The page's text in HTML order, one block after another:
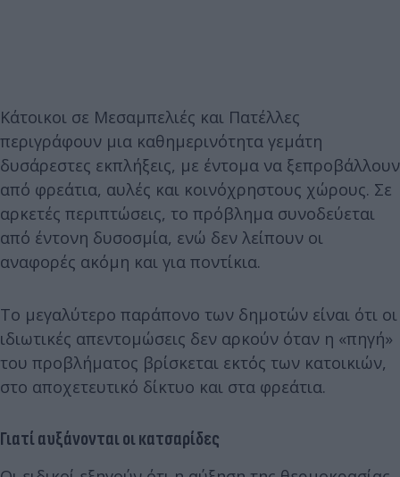
Κάτοικοι σε Μεσαμπελιές και Πατέλλες
περιγράφουν μια καθημερινότητα γεμάτη
δυσάρεστες εκπλήξεις, με έντομα να ξεπροβάλλουν
από φρεάτια, αυλές και κοινόχρηστους χώρους. Σε
αρκετές περιπτώσεις, το πρόβλημα συνοδεύεται
από έντονη δυσοσμία, ενώ δεν λείπουν οι
αναφορές ακόμη και για ποντίκια.
Το μεγαλύτερο παράπονο των δημοτών είναι ότι οι
ιδιωτικές απεντομώσεις δεν αρκούν όταν η «πηγή»
του προβλήματος βρίσκεται εκτός των κατοικιών,
στο αποχετευτικό δίκτυο και στα φρεάτια.
Γιατί αυξάνονται οι κατσαρίδες